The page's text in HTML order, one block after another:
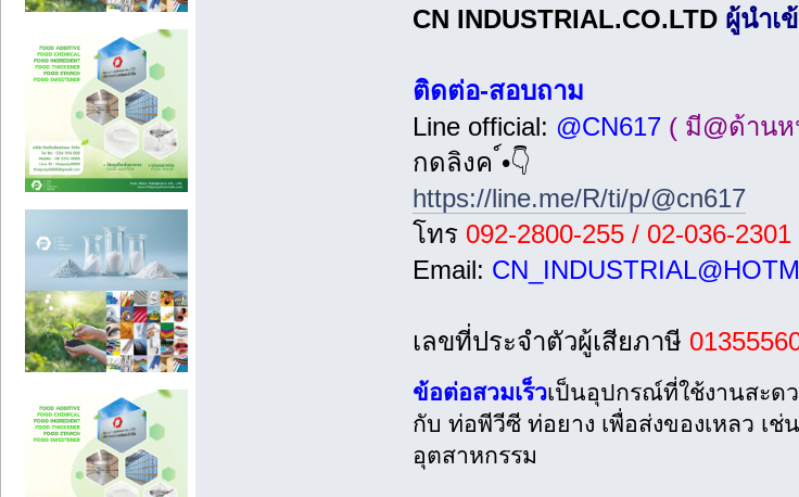
CN INDUSTRIAL.CO.LTD ผู้นำเ
ติดต่อ-สอบถาม
Line official: @CN617 ( มี@ด้าน
กดลิงค ์•👇
https://line.me/R/ti/p/@cn617
โทร 092-2800-255 / 02-036-2301
Email:
เลขที่ประจำตัวผู้เสียภาษี
ข้อต่อสวมเร็วเป็นอุปกรณ์ที่ใช้งานสะด
กับ ท่อพีวีซี ท่อยาง เพื่อส่งของเหลว เ
อุตสาหกรรม